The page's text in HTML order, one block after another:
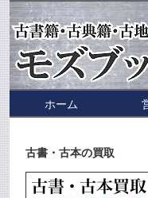
ホーム
古書・古本の買取